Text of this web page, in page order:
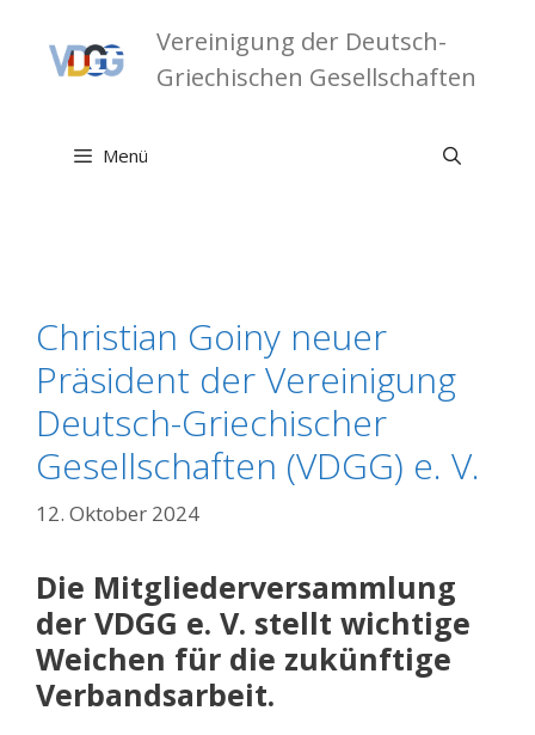
Inhalt
springen
Vereinigung der Deutsch-
Griechischen Gesellschaften
Menü
Christian Goiny neuer
Präsident der Vereinigung
Deutsch-Griechischer
Gesellschaften (VDGG) e. V.
12. Oktober 2024
Die Mitgliederversammlung
der VDGG e. V. stellt wichtige
Weichen für die zukünftige
Verbandsarbeit.